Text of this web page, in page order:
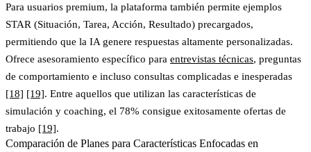
Para usuarios premium, la plataforma también permite ejemplos
STAR (Situación, Tarea, Acción, Resultado) precargados,
permitiendo que la IA genere respuestas altamente personalizadas.
Ofrece asesoramiento específico para entrevistas técnicas, preguntas
de comportamiento e incluso consultas complicadas e inesperadas
[18] [19]. Entre aquellos que utilizan las características de
simulación y coaching, el 78% consigue exitosamente ofertas de
trabajo [19].
Comparación de Planes para Características Enfocadas en